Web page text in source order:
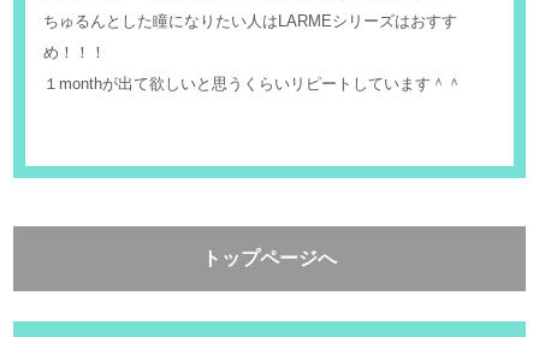
ちゅるんとした瞳になりたい人はLARMEシリーズはおすす
め！！！
１monthが出て欲しいと思うくらいリピートしています＾＾
トップページへ